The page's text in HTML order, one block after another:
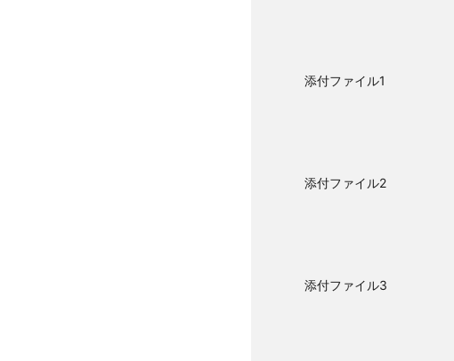
添付ファイル1
添付ファイル2
添付ファイル3